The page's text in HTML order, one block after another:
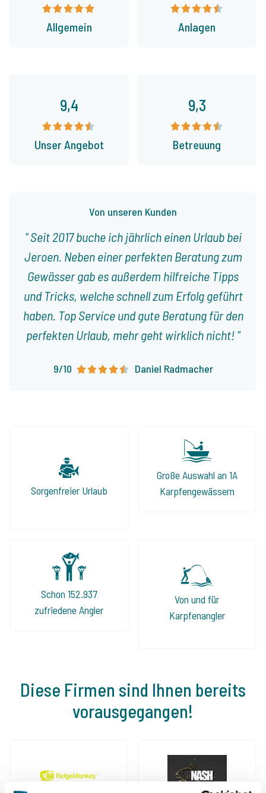
Allgemein Anlagen
Von unseren Kunden
Seit 2017 buche ich jährlich einen Urlaub bei
Jeroen. Neben einer perfekten Beratung zum
Gewässer gab es außerdem hilfreiche Tipps
und Tricks, welche schnell zum Erfolg geführt
haben. Top Service und gute Beratung für den
perfekten Urlaub, mehr geht wirklich nicht!
9/10 Daniel Radmacher
9,4
Unser Angebot
9,3
Betreuung
Sorgenfreier Urlaub
Große Auswahl an 1A
Karpfengewässern
Schon 152.937
zufriedene Angler
Von und für
Karpfenangler
Diese Firmen sind Ihnen bereits
vorausgegangen!